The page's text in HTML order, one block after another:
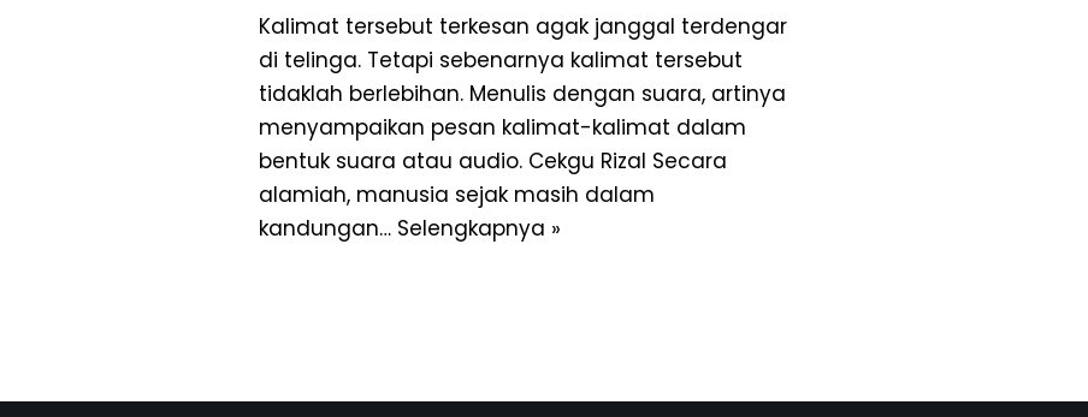
Kalimat tersebut terkesan agak janggal terdengar
di telinga. Tetapi sebenarnya kalimat tersebut
tidaklah berlebihan. Menulis dengan suara, artinya
menyampaikan pesan kalimat-kalimat dalam
bentuk suara atau audio. Cekgu Rizal Secara
alamiah, manusia sejak masih dalam
kandungan… Selengkapnya »